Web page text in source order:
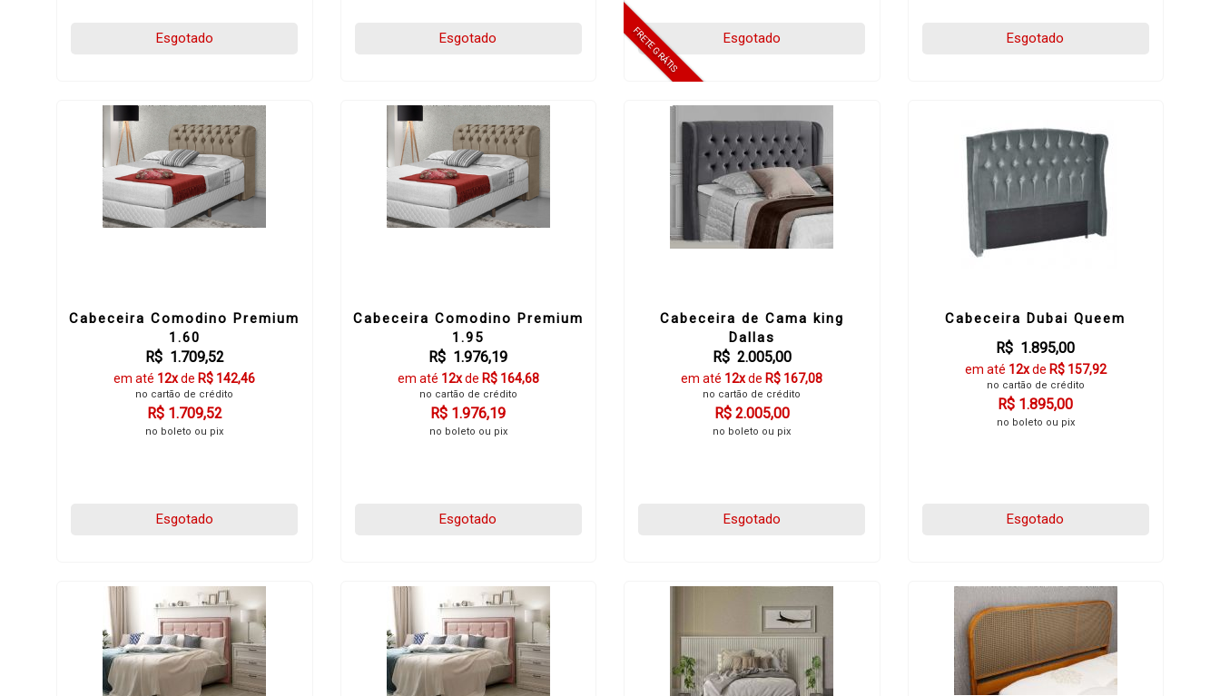
Esgotado Esgotado Esgotado Esgotado
Cabeceira Comodino Premium
1.60
R$ 1.709,52
em até 12xde R$ 142,46
no cartão de crédito
R$ 1.709,52
no boleto ou pix
Esgotado
Cabeceira Comodino Premium
1.95
R$ 1.976,19
em até 12xde R$ 164,68
no cartão de crédito
R$ 1.976,19
no boleto ou pix
Esgotado
Cabeceira de Cama king
Dallas
R$ 2.005,00
em até 12xde R$ 167,08
no cartão de crédito
R$ 2.005,00
no boleto ou pix
Esgotado
Cabeceira Dubai Queem
R$ 1.895,00
em até 12xde R$ 157,92
no cartão de crédito
R$ 1.895,00
no boleto ou pix
Esgotado